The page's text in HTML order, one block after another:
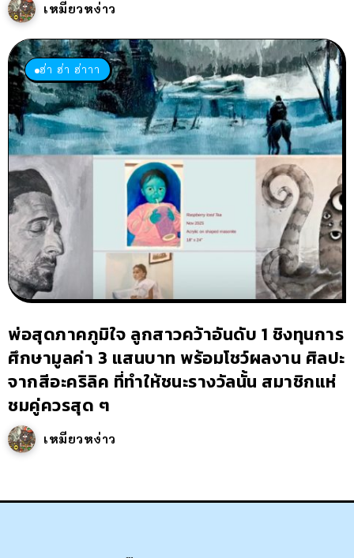
เหมียวหง่าว
ฮ่า ฮ่า ฮ่าาา
พ่อสุดภาคภูมิใจ ลูกสาวคว้าอันดับ 1 ชิงทุนการ
ศึกษามูลค่า 3 แสนบาท พร้อมโชว์ผลงาน ศิลปะ
จากสีอะคริลิค ที่ทำให้ชนะรางวัลนั้น สมาชิกแห่
ชมคู่ควรสุด ๆ
เหมียวหง่าว